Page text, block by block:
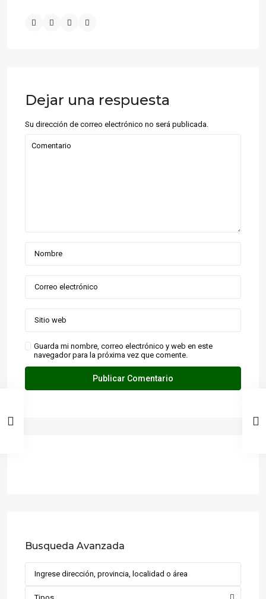
Dejar una respuesta
Su dirección de correo electrónico no será publicada.
Guarda mi nombre, correo electrónico y web en este
navegador para la próxima vez que comente.
Busqueda Avanzada